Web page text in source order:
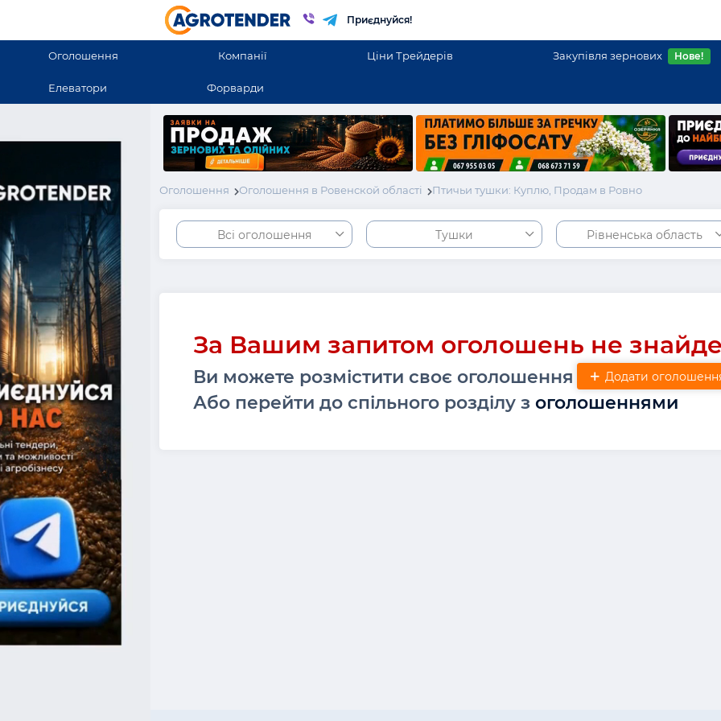
Приєднуйся!
Оголошення Компанії Ціни Трейдерів Закупівля зернових Нове!
Елеватори Форварди
Оголошення Оголошення в Ровенской області Птичьи тушки: Куплю, Продам в Ровно
Всі оголошення Тушки Рівненська область
За Вашим запитом оголошень не
Ви можете розмістити своє оголошення Додати
Або перейти до спільного розділу з оголошеннями